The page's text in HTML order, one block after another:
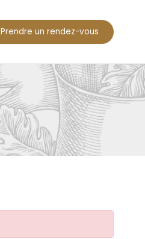
Prendre un rendez-vous